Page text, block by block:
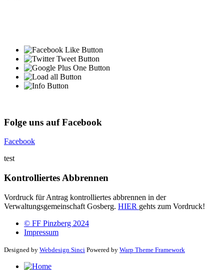
Folge uns auf Facebook
Facebook
test
Kontrolliertes Abbrennen
Vordruck für Antrag kontrolliertes abbrennen in der
Verwaltungsgemeinschaft Gosberg. HIER gehts zum Vordruck!
© FF Pinzberg 2024
Impressum
Designed by Webdesign Sinci Powered by Warp Theme Framework